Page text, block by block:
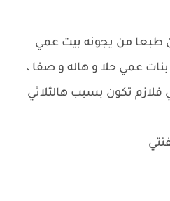
طبعا من يجونه بيت عمي
عمي حلا و هاله و صفا ،
فلازم تكون بسبب هالثلاثي